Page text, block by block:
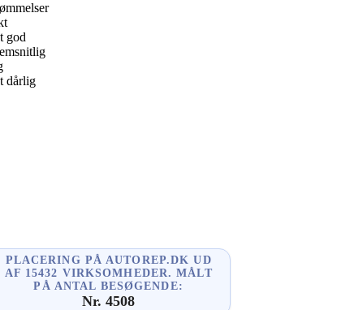
god
dårlig
PLACERING PÅ AUTOREP.DK UD
AF 15432 VIRKSOMHEDER. MÅLT
PÅ ANTAL BESØGENDE:
Nr. 4508